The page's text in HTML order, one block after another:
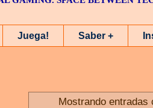
Juega! Saber +
Mostrando entradas